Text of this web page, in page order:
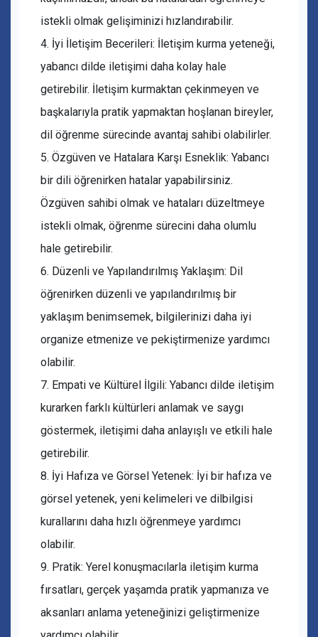
istekli olmak gelişiminizi hızlandırabilir.
4. İyi İletişim Becerileri: İletişim kurma yeteneği,
yabancı dilde iletişimi daha kolay hale
getirebilir. İletişim kurmaktan çekinmeyen ve
başkalarıyla pratik yapmaktan hoşlanan bireyler,
dil öğrenme sürecinde avantaj sahibi olabilirler.
5. Özgüven ve Hatalara Karşı Esneklik: Yabancı
bir dili öğrenirken hatalar yapabilirsiniz.
Özgüven sahibi olmak ve hataları düzeltmeye
istekli olmak, öğrenme sürecini daha olumlu
hale getirebilir.
6. Düzenli ve Yapılandırılmış Yaklaşım: Dil
öğrenirken düzenli ve yapılandırılmış bir
yaklaşım benimsemek, bilgilerinizi daha iyi
organize etmenize ve pekiştirmenize yardımcı
olabilir.
7. Empati ve Kültürel İlgili: Yabancı dilde iletişim
kurarken farklı kültürleri anlamak ve saygı
göstermek, iletişimi daha anlayışlı ve etkili hale
getirebilir.
8. İyi Hafıza ve Görsel Yetenek: İyi bir hafıza ve
görsel yetenek, yeni kelimeleri ve dilbilgisi
kurallarını daha hızlı öğrenmeye yardımcı
olabilir.
9. Pratik: Yerel konuşmacılarla iletişim kurma
fırsatları, gerçek yaşamda pratik yapmanıza ve
aksanları anlama yeteneğinizi geliştirmenize